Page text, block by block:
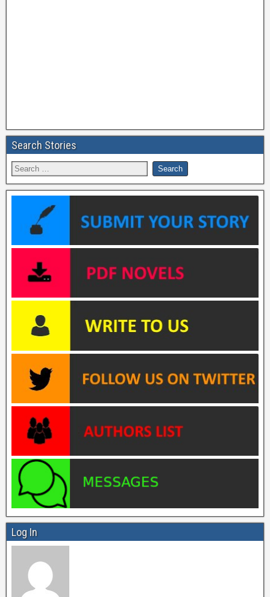
Search Stories
Log In